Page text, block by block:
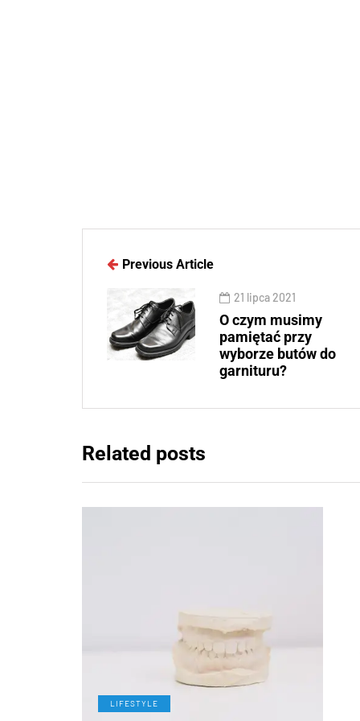
Previous Article
21 lipca 2021
O czym musimy
pamiętać przy
wyborze butów do
garnituru?
Related posts
LIFESTYLE